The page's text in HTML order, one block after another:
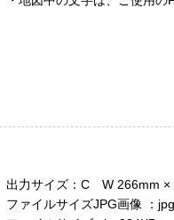
出力サイズ：C W 266mm ×
ファイルサイズJPG画像 ：